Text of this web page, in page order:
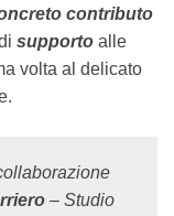
contributo
supporto alle
volta al delicato
– Studio